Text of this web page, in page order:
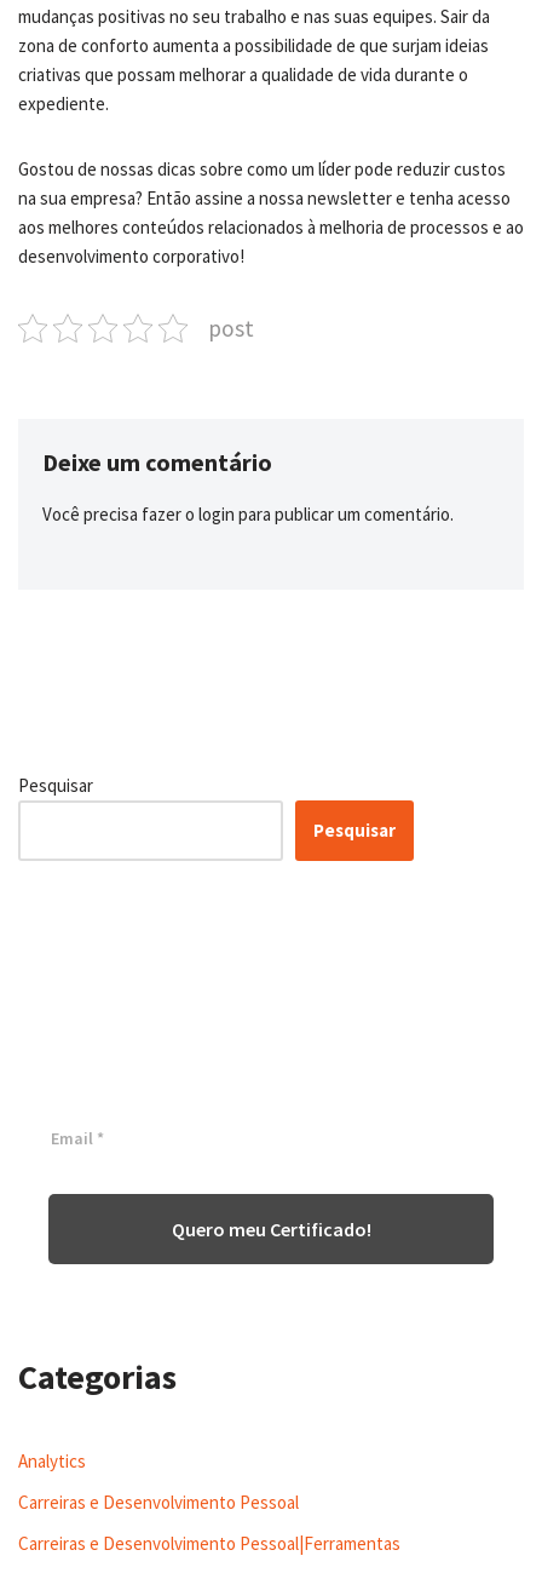
mudanças positivas no seu trabalho e nas suas equipes. Sair da
zona de conforto aumenta a possibilidade de que surjam ideias
criativas que possam melhorar a qualidade de vida durante o
expediente.
Gostou de nossas dicas sobre como um líder pode reduzir custos
na sua empresa? Então assine a nossa newsletter e tenha acesso
aos melhores conteúdos relacionados à melhoria de processos e ao
desenvolvimento corporativo!
post
Deixe um comentário
Você precisa fazer o login para publicar um comentário.
Pesquisar
Pesquisar
Quero meu Certificado!
Categorias
Analytics
Carreiras e Desenvolvimento Pessoal
Carreiras e Desenvolvimento Pessoal|Ferramentas